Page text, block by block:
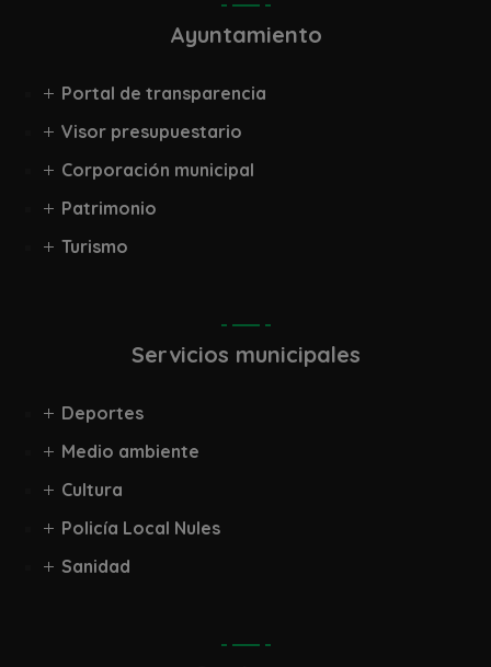
Ayuntamiento
Portal de transparencia
Visor presupuestario
Corporación municipal
Patrimonio
Turismo
Servicios municipales
Deportes
Medio ambiente
Cultura
Policía Local Nules
Sanidad